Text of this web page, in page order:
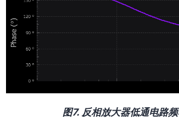
图7. 反相放大器低通电路